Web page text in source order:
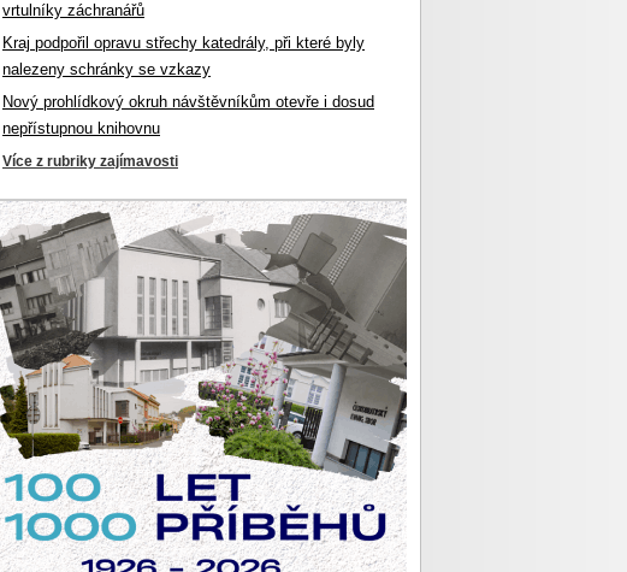
vrtulníky záchranářů
Kraj podpořil opravu střechy katedrály, při které byly
nalezeny schránky se vzkazy
Nový prohlídkový okruh návštěvníkům otevře i dosud
nepřístupnou knihovnu
Více z rubriky zajímavosti